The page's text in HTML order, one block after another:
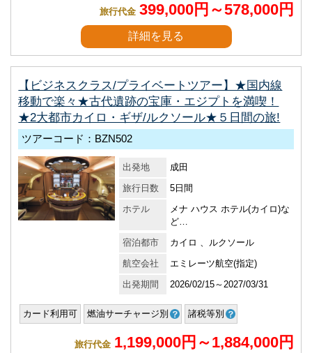
旅行代金 399,000円～578,000円
詳細を見る
【ビジネスクラス/プライベートツアー】★国内線
移動で楽々★古代遺跡の宝庫・エジプトを満喫！
★2大都市カイロ・ギザ/ルクソール★５日間の旅!
ツアーコード：BZN502
出発地
成田
旅行日数
5日間
ホテル
メナ ハウス ホテル(カイロ)な
ど…
宿泊都市
カイロ 、ルクソール
航空会社
エミレーツ航空(指定)
出発期間
2026/02/15～2027/03/31
カード利用可 燃油サーチャージ別 諸税等別
旅行代金 1,199,000円～1,884,000円